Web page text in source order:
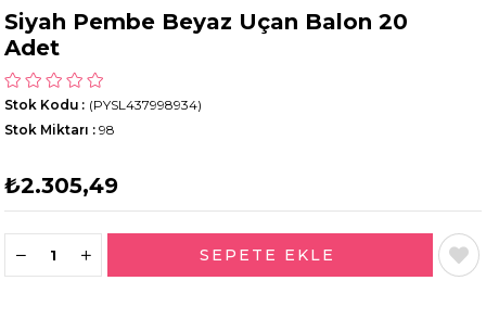
Siyah Pembe Beyaz Uçan Balon 20
Adet
(PYSL437998934)
Stok Kodu
Stok Miktarı : 98
₺2.305,49